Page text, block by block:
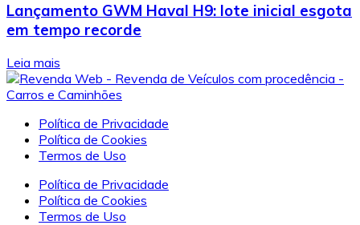
Lançamento GWM Haval H9: lote inicial esgota
em tempo recorde
Leia mais
Política de Privacidade
Política de Cookies
Termos de Uso
Política de Privacidade
Política de Cookies
Termos de Uso